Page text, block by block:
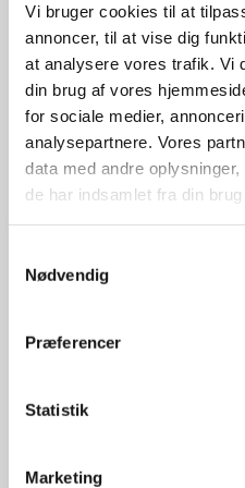
Vi bruger cookies til at
annoncer, til at vise dig
at analysere vores trafik. Vi
din brug af vores
for sociale medier,
analysepartnere. Vores
data med andre
de har indsamlet fra din
Nødvendig
Præferencer
Statistik
Marketing
giver
For at sikre
med de